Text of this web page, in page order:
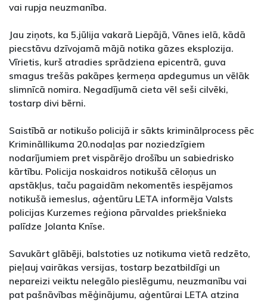
vai rupja neuzmanība.
Jau ziņots, ka 5.jūlija vakarā Liepājā, Vānes ielā, kādā
piecstāvu dzīvojamā mājā notika gāzes eksplozija.
Vīrietis, kurš atradies sprādziena epicentrā, guva
smagus trešās pakāpes ķermeņa apdegumus un vēlāk
slimnīcā nomira. Negadījumā cieta vēl seši cilvēki,
tostarp divi bērni.
Saistībā ar notikušo policijā ir sākts kriminālprocess pēc
Krimināllikuma 20.nodaļas par noziedzīgiem
nodarījumiem pret vispārējo drošību un sabiedrisko
kārtību. Policija noskaidros notikušā cēloņus un
apstākļus, taču pagaidām nekomentēs iespējamos
notikušā iemeslus, aģentūru LETA informēja Valsts
policijas Kurzemes reģiona pārvaldes priekšnieka
palīdze Jolanta Knīse.
Savukārt glābēji, balstoties uz notikuma vietā redzēto,
pieļauj vairākas versijas, tostarp bezatbildīgi un
nepareizi veiktu nelegālo pieslēgumu, neuzmanību vai
pat pašnāvības mēģinājumu, aģentūrai LETA atzina